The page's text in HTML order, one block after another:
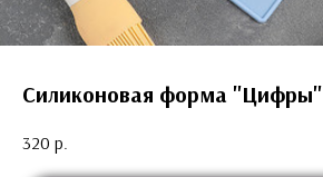
Силиконовая форма "Цифры"
320 р.